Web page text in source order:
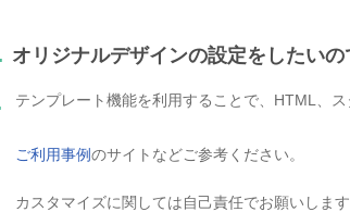
オリジナルデザインの設定をしたいの
テンプレート機能を利用することで、HTML、ス
ご利用事例のサイトなどご参考ください。
カスタマイズに関しては自己責任でお願いしま